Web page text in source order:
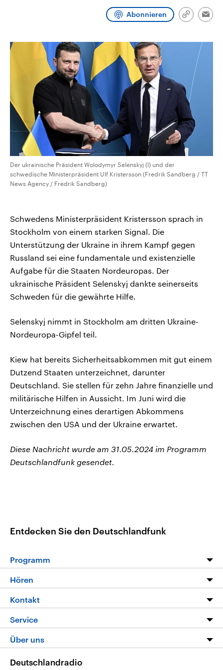
Diese wird wie die
Libanon vom Iran
Audio-Archiv
Abonnieren
Link
Der ukrainische Präsident Wolodymyr Selenskyj (l) und der
schwedische Ministerpräsident Ulf Kristersson (Fredrik Sandberg / TT
News Agency / Fredrik Sandberg)
Schwedens Ministerpräsident Kristersson sprach in
Stockholm von einem starken Signal. Die
Unterstützung der Ukraine in ihrem Kampf gegen
Russland sei eine fundamentale und existenzielle
Aufgabe für die Staaten Nordeuropas. Der
ukrainische Präsident Selenskyj dankte seinerseits
Schweden für die gewährte Hilfe.
Selenskyj nimmt in Stockholm am dritten Ukraine-
Nordeuropa-Gipfel teil.
Kiew hat bereits Sicherheitsabkommen mit gut einem
Dutzend Staaten unterzeichnet, darunter
Deutschland. Sie stellen für zehn Jahre finanzielle und
militärische Hilfen in Aussicht. Im Juni wird die
Unterzeichnung eines derartigen Abkommens
zwischen den USA und der Ukraine erwartet.
Diese Nachricht wurde am 31.05.2024 im Programm
Deutschlandfunk gesendet.
Entdecken Sie den Deutschlandfunk
Programm
Programm
Die Nachrichten
Nachrichtenleicht
Neue Beiträge auf dlf.de
Hören
Livestream
Podcasts
Deutschlandfunk App
Nachrichten App
Kontakt
Hörerservice
Service
FAQ
Über uns
Deutschlandradio